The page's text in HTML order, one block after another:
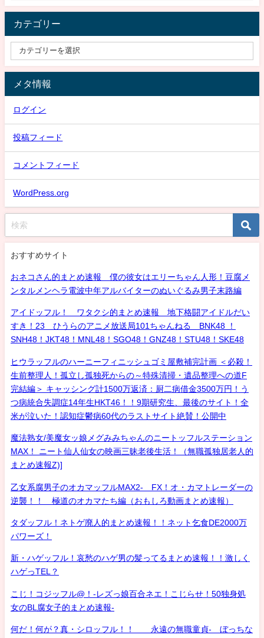
カテゴリー
メタ情報
ログイン
投稿フィード
コメントフィード
WordPress.org
おすすめサイト
おネコさん的まとめ速報 僕の彼女はエリーちゃん人形！豆腐メ
ンタルメンヘラ電波中年アルバイターのぬいぐるみ男子末路編
アイドッフル！ ワタクシ的まとめ速報 地下格闘アイドルだい
すき！23 ひうらのアニメ放送局101ちゃんねる BNK48 ！
SNH48！JKT48！MNL48！SGO48！GNZ48！STU48！SKE48
ヒウラッフルのハーニーフィニッシュゴミ屋敷補完計画 ＜必殺！
生前整理人！孤立し孤独死からの～特殊清掃・遺品整理への道F
完結編＞ キャッシング計1500万返済：厨二病借金3500万円！う
つ病統合失調症14年生HKT46！！9期研究生、最後のサイト！全
米が泣いた！認知症鬱病60代のラストサイト絶賛！公開中
魔法熟女/美魔女ッ娘メグみみちゃんのニートッフルステーション
MAX！ ニート仙人仙女の映画三昧老後生活！（無職孤独居老人的
まとめ速報Z)]
乙女系腐男子のオカマッフルMAX2- FX！オ・カマトレーダーの
逆襲！！ 極道のオカマたち編（おもしろ動画まとめ速報）
タダッフル！ネトゲ廃人的まとめ速報！！ネット乞食DE2000万
パワーズ！
新・ハゲッフル！哀愁のハゲ男の髪ってるまとめ速報！！激しく
ハゲっTEL？
こじ！コジッフル@！-レズっ娘百合ネエ！こじらせ！50独身処
女のBL腐女子的まとめ速報-
何だ！何が？真・シロッフル！！ 永遠の無職童貞- ぼっちな